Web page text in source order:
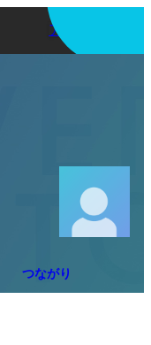
アプリを使う
つながり